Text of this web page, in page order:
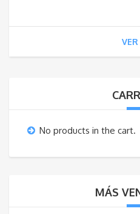
VER
No products in the cart.
MÁS